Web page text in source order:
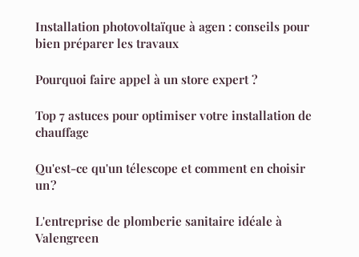
Installation photovoltaïque à agen : conseils pour
bien préparer les travaux
Pourquoi faire appel à un store expert ?
Top 7 astuces pour optimiser votre installation de
chauffage
Qu'est-ce qu'un télescope et comment en choisir
un ?
L'entreprise de plomberie sanitaire idéale à
Valengreen